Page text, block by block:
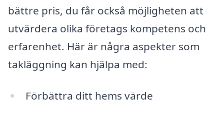
bättre pris, du får också möjligheten att
utvärdera olika företags kompetens och
erfarenhet. Här är några aspekter som
takläggning kan hjälpa med:
Förbättra ditt hems värde